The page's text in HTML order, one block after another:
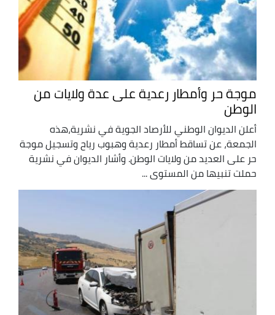
موجة حر وأمطار رعدية على عدة ولايات من
الوطن
أعلن الديوان الوطني للأرصاد الجوية في نشرية،هذه
الجمعة، عن تساقط أمطار رعدية وهبوب رياح وتسجيل موجة
حر على العديد من ولايات الوطن. وأشار الديوان في نشرية
حملت تنبيها من المستوى ...